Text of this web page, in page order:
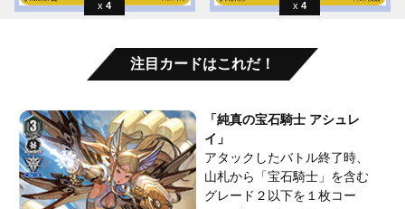
4 4
注目カードはこれだ！
「純真の宝石騎士 アシュレ
イ」
アタックしたバトル終了時、
山札から「宝石騎士」を含む
グレード２以下を１枚コー